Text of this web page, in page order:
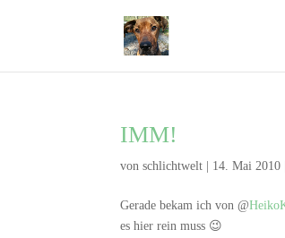
IMM!
vonschlichtwelt 14. Mai 2010
Gerade bekam ich von @
es hier rein muss 😉